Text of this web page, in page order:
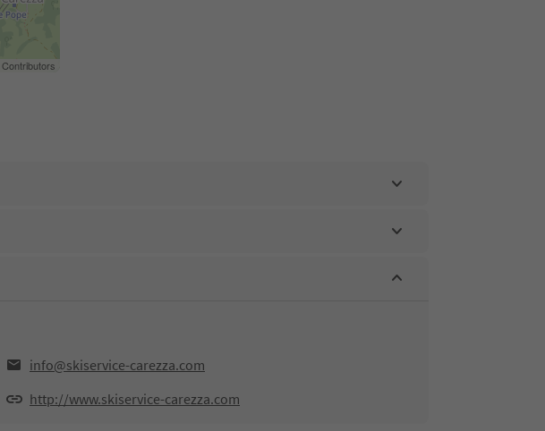
Contributors
info@skiservice-carezza.com
http://www.skiservice-carezza.com